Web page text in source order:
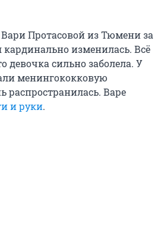
Протасовой из Тюмени за
кардинально изменилась. Всё
девочка сильно заболела. У
менингококковую
распространилась. Варе
и руки.